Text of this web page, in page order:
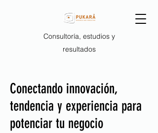
Consultoría, estudios y
resultados
Conectando innovación,
tendencia y experiencia para
potenciar tu negocio